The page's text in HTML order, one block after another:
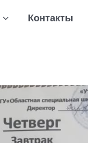
Контакты